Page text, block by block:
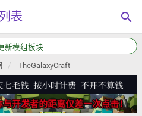
表 search
新模组板块
TheGalaxyCraft